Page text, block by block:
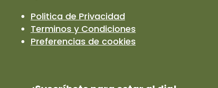
Politica de Privacidad
Terminos y Condiciones
Preferencias de cookies